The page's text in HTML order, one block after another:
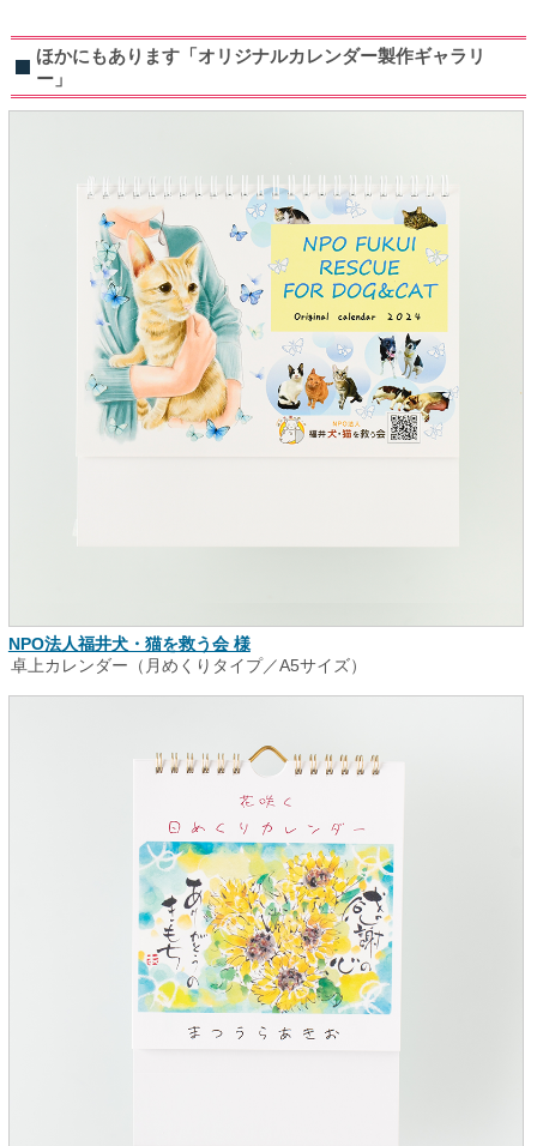
ほかにもあります「オリジナルカレンダー製作ギャラリ
ー」
NPO法人福井犬・猫を救う会 様
卓上カレンダー（月めくりタイプ／A5サイズ）